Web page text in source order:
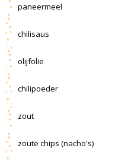
paneermeel
chilisaus
olijfolie
chilipoeder
zout
zoute chips (nacho's)